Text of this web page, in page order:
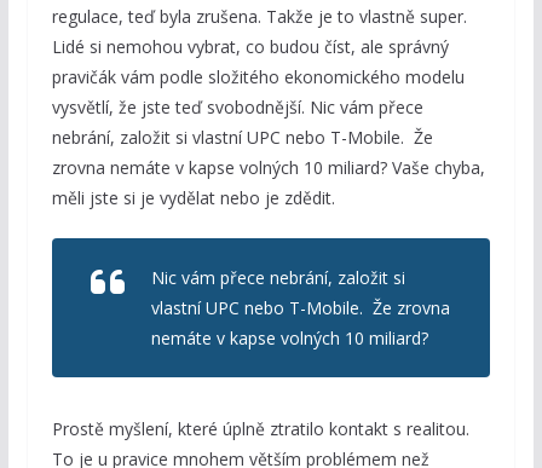
regulace, teď byla zrušena. Takže je to vlastně super.
Lidé si nemohou vybrat, co budou číst, ale správný
pravičák vám podle složitého ekonomického modelu
vysvětlí, že jste teď svobodnější. Nic vám přece
nebrání, založit si vlastní UPC nebo T-Mobile. Že
zrovna nemáte v kapse volných 10 miliard? Vaše chyba,
měli jste si je vydělat nebo je zdědit.
Nic vám přece nebrání, založit si
vlastní UPC nebo T-Mobile. Že zrovna
nemáte v kapse volných 10 miliard?
Prostě myšlení, které úplně ztratilo kontakt s realitou.
To je u pravice mnohem větším problémem než